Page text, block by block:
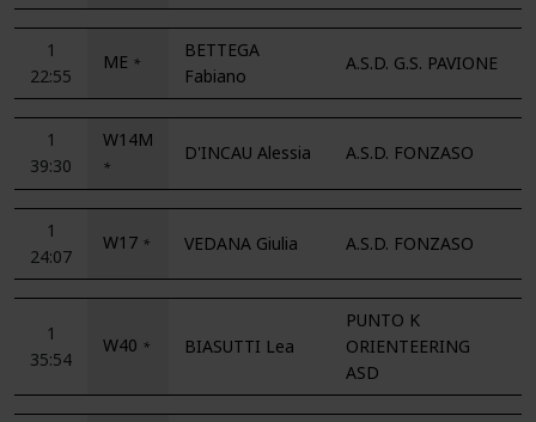
1
22:55
ME *
BETTEGA
Fabiano
A.S.D. G.S. PAVIONE
1
39:30
W14M
*
D'INCAU Alessia A.S.D. FONZASO
1
24:07
W17 * VEDANA Giulia A.S.D. FONZASO
1
35:54
W40 * BIASUTTI Lea
PUNTO K
ORIENTEERING
ASD